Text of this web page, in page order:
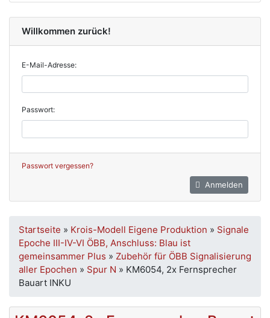
Willkommen zurück!
E-Mail-Adresse:
Passwort:
Passwort vergessen?
Anmelden
Startseite » Krois-Modell Eigene Produktion » Signale
Epoche III-IV-VI ÖBB, Anschluss: Blau ist
gemeinsammer Plus » Zubehör für ÖBB Signalisierung
aller Epochen » Spur N » KM6054, 2x Fernsprecher
Bauart INKU